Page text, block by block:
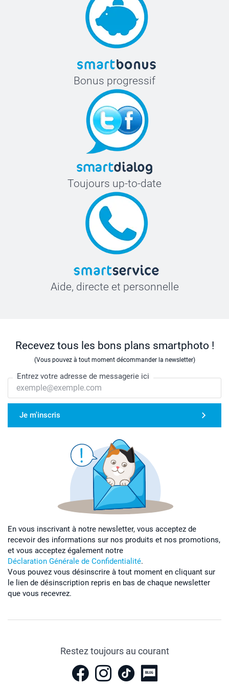
Bonus progressif
Toujours up-to-date
Aide, directe et personnelle
Recevez tous les bons plans smartphoto !
(Vous pouvez à tout moment décommander la newsletter)
Entrez votre adresse de messagerie ici
Je m'inscris
En vous inscrivant à notre newsletter, vous acceptez de
recevoir des informations sur nos produits et nos promotions,
et vous acceptez également notre
Déclaration Générale de Confidentialité.
Vous pouvez vous désinscrire à tout moment en cliquant sur
le lien de désinscription repris en bas de chaque newsletter
que vous recevrez.
Restez toujours au courant